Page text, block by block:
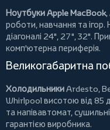
Ноутбуки Apple MacBook,
роботи, навчання та ігор.
діагоналі 24", 27", 32".
комп'ютерна периферія.
Великогабаритна
ХолодильникиArdesto,
Whirlpool висотою від 85
та напівавтомат,
гарантією виробника.